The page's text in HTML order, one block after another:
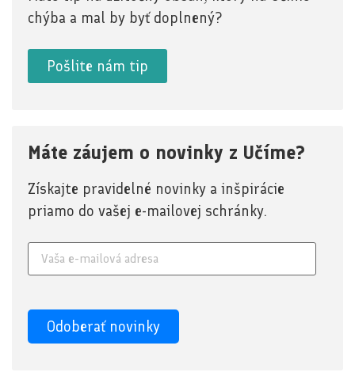
chýba a mal by byť doplnený?
Pošlite nám tip
Máte záujem o novinky z Učíme?
Získajte pravidelné novinky a inšpirácie
priamo do vašej e-mailovej schránky.